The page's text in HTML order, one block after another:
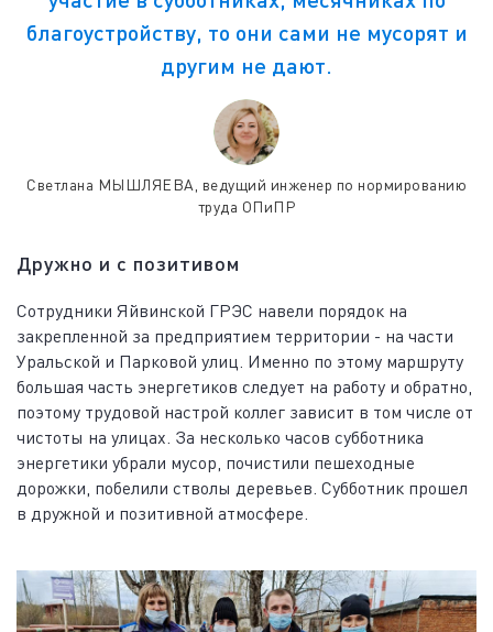
благоустройству, то они сами не мусорят и
другим не дают.
Светлана МЫШЛЯЕВА, ведущий инженер по нормированию
труда ОПиПР
Дружно и с позитивом
Сотрудники Яйвинской ГРЭС навели порядок на
закрепленной за предприятием территории - на части
Уральской и Парковой улиц. Именно по этому маршруту
большая часть энергетиков следует на работу и обратно,
поэтому трудовой настрой коллег зависит в том числе от
чистоты на улицах. За несколько часов субботника
энергетики убрали мусор, почистили пешеходные
дорожки, побелили стволы деревьев. Субботник прошел
в дружной и позитивной атмосфере.